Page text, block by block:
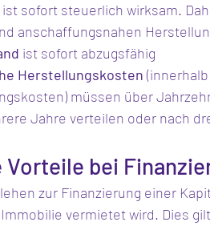
sofort steuerlich wirksam.
anschaffungsnahen
ist sofort abzugsfähig
Herstellungskosten
müssen über
Jahre verteilen oder nach
bei
zur Finanzierung einer
vermietet wird. Dies